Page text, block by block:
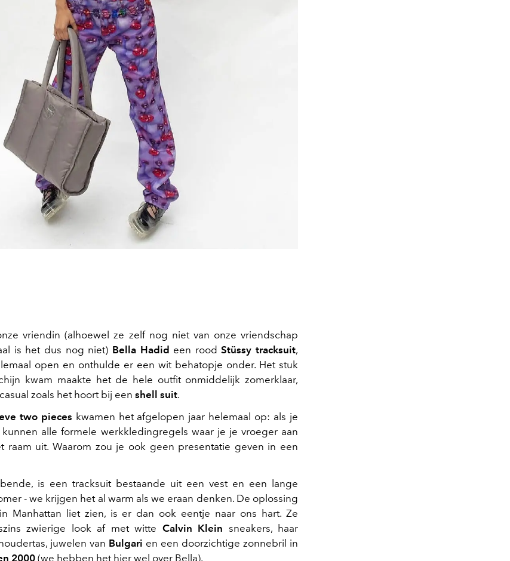
vriendin (alhoewel ze zelf nog niet van onze vriendschap
is het dus nog niet) Bella Hadid een roodStüssy tracksuit,
open en onthulde er een wit behatopje onder. Het stuk
kwam maakte het de hele outfit onmiddelijk zomerklaar,
zoals het hoort bij een shell suit.
two pieces kwamen het afgelopen jaar helemaal op: als je
alle formele werkkledingregels waar je je vroeger aan
raam uit. Waarom zou je ook geen presentatie geven in een
is een tracksuit bestaande uit een vest en een lange
- we krijgen het al warm als we eraan denken. De oplossing
Manhattan liet zien, is er dan ook eentje naar ons hart. Ze
zwierige look af met witte Calvin Klein sneakers, haar
juwelen van Bulgari en een doorzichtige zonnebril in
2000(we hebben het hier wel over Bella).